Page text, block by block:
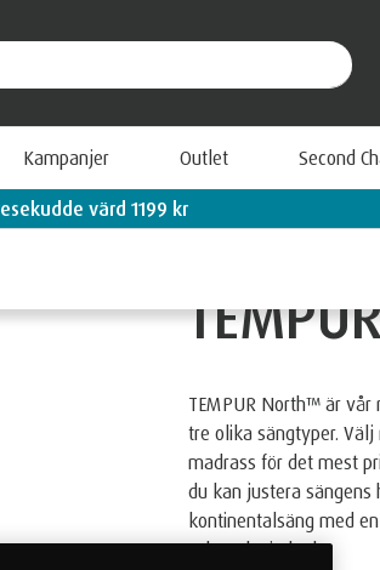
Kampanjer Outlet Second
värd 1199 kr
TEMPUR North™ är
tre olika sängtyper.
madrass för det mest
du kan justera
kontinentalsäng med
och en lyxig look.